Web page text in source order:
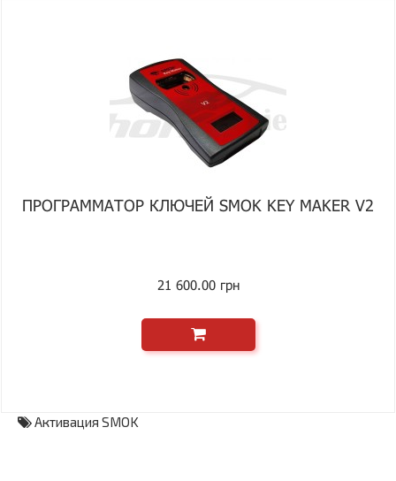
ПРОГРАММАТОР КЛЮЧЕЙ SMOK KEY MAKER V2
21 600.00 грн
Активация SMOK